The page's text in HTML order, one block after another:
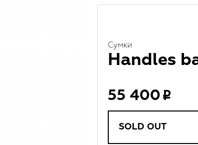
Сумки
Handles
55 400
SOLD OUT